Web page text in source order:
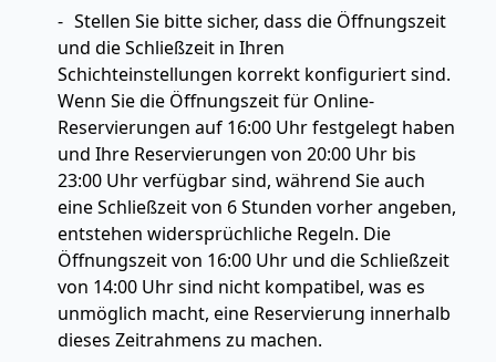
Stellen Sie bitte sicher, dass die Öffnungszeit
und die Schließzeit in Ihren
Schichteinstellungen korrekt konfiguriert sind.
Wenn Sie die Öffnungszeit für Online-
Reservierungen auf 16:00 Uhr festgelegt haben
und Ihre Reservierungen von 20:00 Uhr bis
23:00 Uhr verfügbar sind, während Sie auch
eine Schließzeit von 6 Stunden vorher angeben,
entstehen widersprüchliche Regeln. Die
Öffnungszeit von 16:00 Uhr und die Schließzeit
von 14:00 Uhr sind nicht kompatibel, was es
unmöglich macht, eine Reservierung innerhalb
dieses Zeitrahmens zu machen.